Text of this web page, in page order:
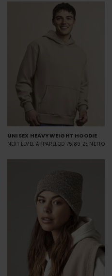
UNISEX HEAVYWEIGHT HOODIE
NEXT LEVEL APPARELOD 75.89 ZŁ NETTO